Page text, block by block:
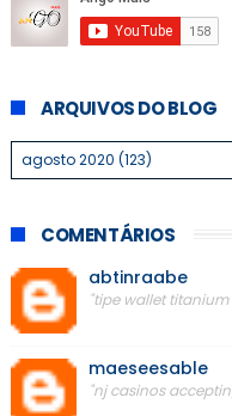
ARQUIVOS DO BLOG
COMENTÁRIOS
abtinraabe
"tipe wallet
maeseesable
"nj casinos